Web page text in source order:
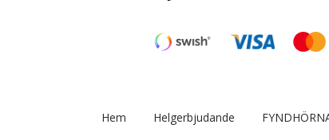
Hem Helgerbjudande